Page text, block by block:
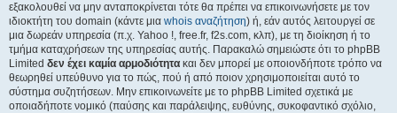
εξακολουθεί να μην ανταποκρίνεται τότε θα πρέπει να επικοινωνήσετε με τον
ιδιοκτήτη του domain (κάντε μια whois αναζήτηση) ή, εάν αυτός λειτουργεί σε
μια δωρεάν υπηρεσία (π.χ. Yahoo !, free.fr, f2s.com, κλπ), με τη διοίκηση ή το
τμήμα καταχρήσεων της υπηρεσίας αυτής. Παρακαλώ σημειώστε ότι το phpBB
Limited δεν έχει καμία αρμοδιότητα και δεν μπορεί με οποιονδήποτε τρόπο να
θεωρηθεί υπεύθυνο για το πώς, πού ή από ποιον χρησιμοποιείται αυτό το
σύστημα συζητήσεων. Μην επικοινωνείτε με το phpBB Limited σχετικά με
οποιαδήποτε νομικό (παύσης και παράλειψης, ευθύνης, συκοφαντικό σχόλιο,